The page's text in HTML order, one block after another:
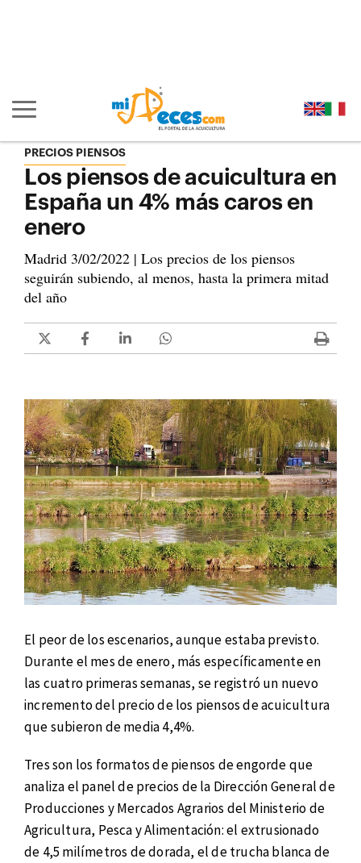
Mostrar/ocultar navegación principal
PRECIOS PIENSOS
Los piensos de acuicultura en
España un 4% más caros en
enero
Madrid 3/02/2022 | Los precios de los piensos
seguirán subiendo, al menos, hasta la primera mitad
del año
El peor de los escenarios, aunque estaba previsto.
Durante el mes de enero, más específicamente en
las cuatro primeras semanas, se registró un nuevo
incremento del precio de los piensos de acuicultura
que subieron de media 4,4%.
Tres son los formatos de piensos de engorde que
analiza el panel de precios de la Dirección General de
Producciones y Mercados Agrarios del Ministerio de
Agricultura, Pesca y Alimentación: el extrusionado
de 4,5 milímetros de dorada, el de trucha blanca de